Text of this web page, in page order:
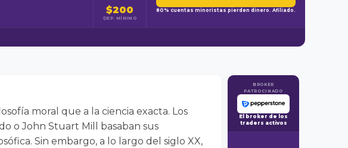
$200
DEP. MÍNIMO
80% cuentas minoristas pierden dinero. Afiliado.
moral que a la ciencia exacta. Los
o John Stuart Mill basaban sus
Sin embargo, a lo largo del siglo XX,
BROKER
PATROCINADO
El broker de los
traders activos